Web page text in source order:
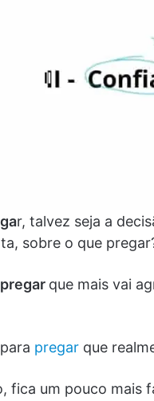
r, talvez seja a
sobre o que
que mais vai
para pregar que
fica um pouco mais